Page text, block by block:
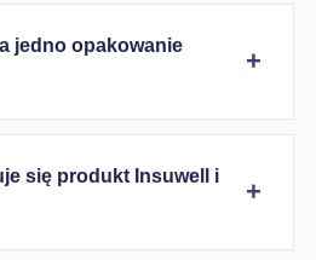
jedno opakowanie
się produkt Insuwell i